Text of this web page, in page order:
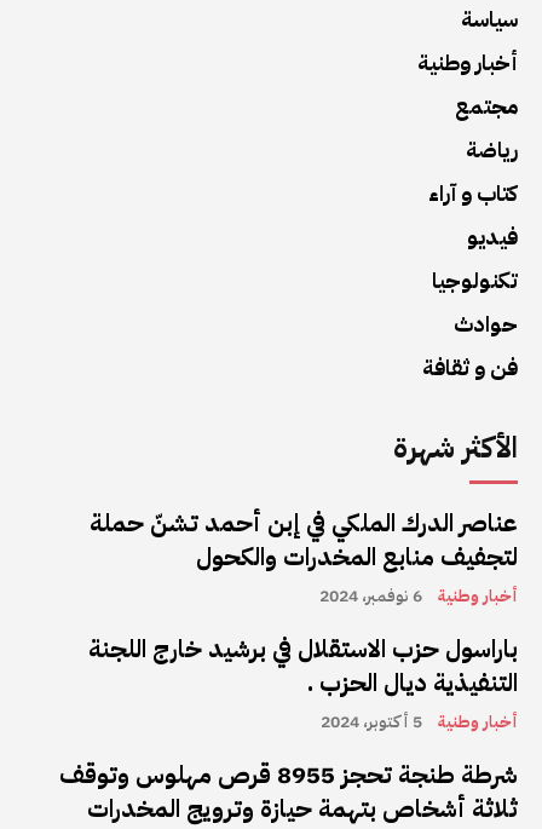
سياسة
أخبار وطنية
مجتمع
رياضة
كتاب و آراء
فيديو
تكنولوجيا
حوادث
فن و ثقافة
الأكثر شهرة
عناصر الدرك الملكي في إبن أحمد تشنّ حملة
لتجفيف منابع المخدرات والكحول
أخبار وطنية 6 نوفمبر، 2024
باراسول حزب الاستقلال في برشيد خارج اللجنة
التنفيذية ديال الحزب .
أخبار وطنية 5 أكتوبر، 2024
شرطة طنجة تحجز 8955 قرص مهلوس وتوقف
ثلاثة أشخاص بتهمة حيازة وترويج المخدرات